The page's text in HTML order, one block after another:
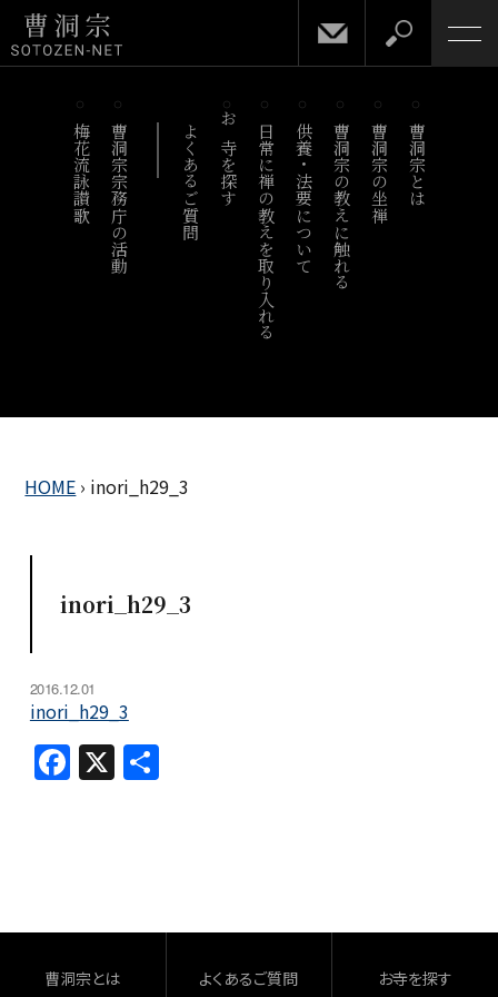
梅花流詠讃歌 曹洞宗宗務庁の活動 よくあるご質問 お寺を探す 日常に禅の教えを取り入れる供養・法要について曹洞宗の教えに触れる 曹洞宗の坐禅 曹洞宗とは
HOME › inori_h29_3
inori_h29_3
2016.12.01
inori_h29_3
F
a
o
o
X 共
曹洞宗とは よくあるご質問 お寺を探す